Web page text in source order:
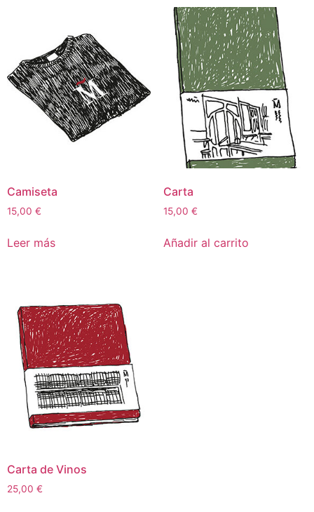
Camiseta
15,00 €
Leer más
Carta
15,00 €
Añadir al carrito
Carta de Vinos
25,00 €